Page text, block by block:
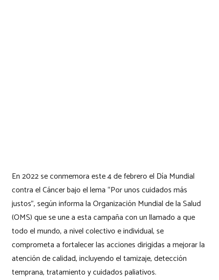
En 2022 se conmemora este 4 de febrero el Día Mundial
contra el Cáncer bajo el lema “Por unos cuidados más
justos”, según informa la Organización Mundial de la Salud
(OMS) que se une a esta campaña con un llamado a que
todo el mundo, a nivel colectivo e individual, se
comprometa a fortalecer las acciones dirigidas a mejorar la
atención de calidad, incluyendo el tamizaje, detección
temprana, tratamiento y cuidados paliativos.